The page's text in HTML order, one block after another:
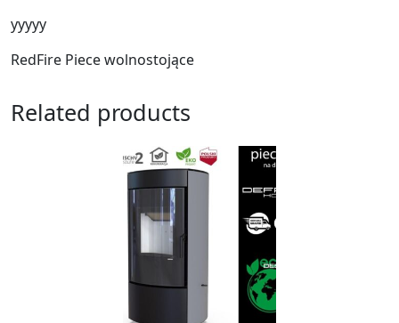
yyyyy
RedFire Piece wolnostojące
Related products